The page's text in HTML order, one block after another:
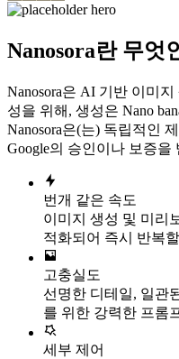
Nanosora란 무엇
Nanosora은 AI 기반 이미
성을 위해, 생성은 Nano
Nanosora은(는) 독립적인
Google의 승인이나 보증을
번개 같은 속도
이미지 생성 및 미리
적화되어 즉시 반복
고충실도
선명한 디테일, 일관
를 위한 강력한 프롬
세부 제어